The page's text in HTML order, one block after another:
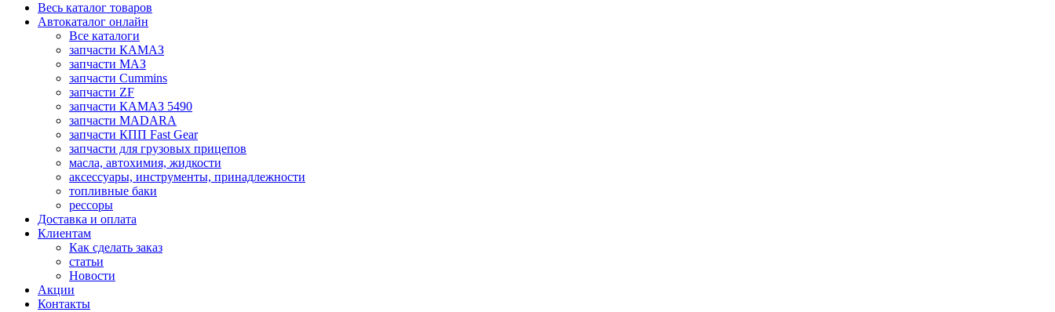
Весь каталог товаров
Автокаталог онлайн
Все каталоги
запчасти КАМАЗ
запчасти МАЗ
запчасти Cummins
запчасти ZF
запчасти КАМАЗ 5490
запчасти MADARA
запчасти КПП Fast Gear
запчасти для грузовых прицепов
масла, автохимия, жидкости
аксессуары, инструменты, принадлежности
топливные баки
рессоры
Доставка и оплата
Клиентам
Как сделать заказ
статьи
Новости
Акции
Контакты